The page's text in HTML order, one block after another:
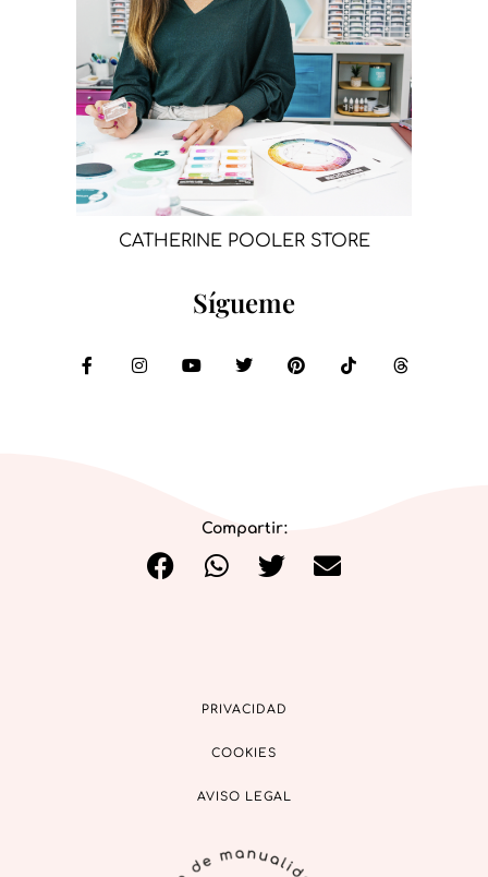
CATHERINE POOLER STORE
Sígueme
Compartir:
PRIVACIDAD
COOKIES
AVISO LEGAL